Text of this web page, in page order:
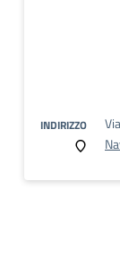
INDIRIZZO